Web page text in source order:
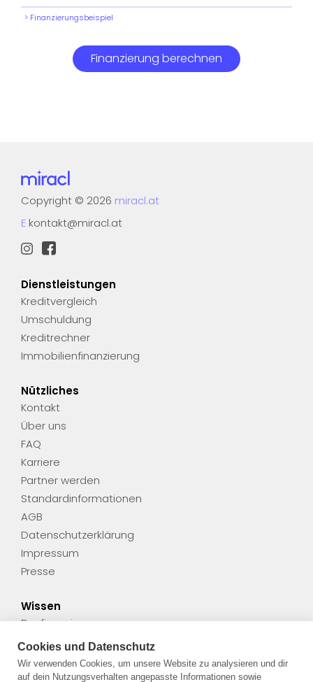
> Finanzierungsbeispiel
Finanzierung berechnen
Copyright © 2026 miracl.at
E kontakt@miracl.at
Dienstleistungen
Kreditvergleich
Umschuldung
Kreditrechner
Immobilienfinanzierung
Nützliches
Kontakt
Über uns
FAQ
Karriere
Partner werden
Standardinformationen
AGB
Datenschutzerklärung
Impressum
Presse
Wissen
Baufinanzierung
Finanzierung
Gut zu wissen
Unsere Kunden
Cookies und Datenschutz
Wir verwenden Cookies, um unsere Website zu analysieren und dir
auf dein Nutzungsverhalten angepasste Informationen sowie